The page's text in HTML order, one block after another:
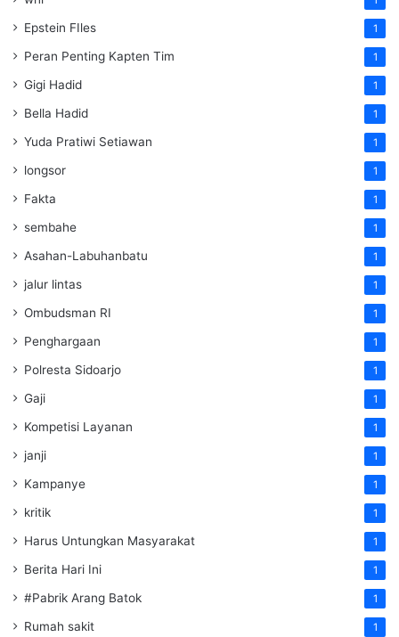
Epstein FIles 1
Peran Penting Kapten Tim 1
Gigi Hadid 1
Bella Hadid 1
Yuda Pratiwi Setiawan 1
longsor 1
Fakta 1
sembahe 1
Asahan-Labuhanbatu 1
jalur lintas 1
Ombudsman RI 1
Penghargaan 1
Polresta Sidoarjo 1
Gaji 1
Kompetisi Layanan 1
janji 1
Kampanye 1
kritik 1
Harus Untungkan Masyarakat 1
Berita Hari Ini 1
#Pabrik Arang Batok 1
Rumah sakit 1